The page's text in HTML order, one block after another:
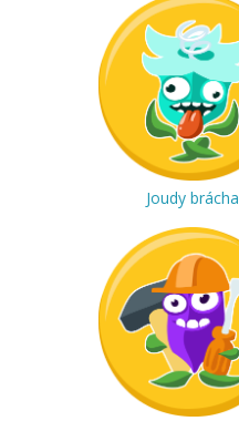
Joudy brácha